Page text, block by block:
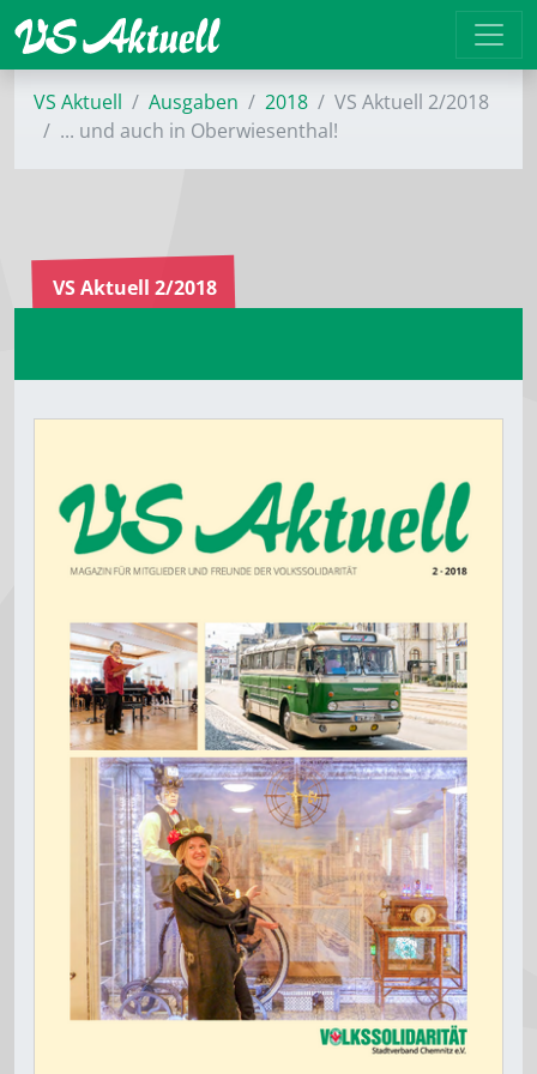
VS Aktuell Ausgaben 2018
VS Aktuell 2/2018
... und auch in Oberwiesenthal!
VS Aktuell 2/2018